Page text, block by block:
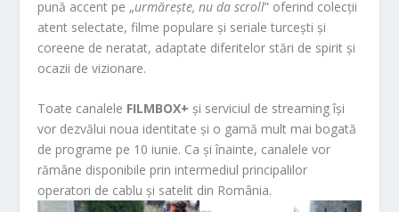
pună accent pe „urmărește, nu da scroll” oferind colecții
atent selectate, filme populare și seriale turcești și
coreene de neratat, adaptate diferitelor stări de spirit și
ocazii de vizionare.
Toate canalele FILMBOX+ și serviciul de streaming își
vor dezvălui noua identitate și o gamă mult mai bogată
de programe pe 10 iunie. Ca și înainte, canalele vor
rămâne disponibile prin intermediul principalilor
operatori de cablu și satelit din România.